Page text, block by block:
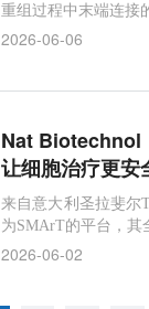
重组过程中末端连接
2026-06-06
Nat Biotechnol
让细胞治疗更安
来自意大利圣拉斐尔
为SMArT的平台，其
2026-06-02